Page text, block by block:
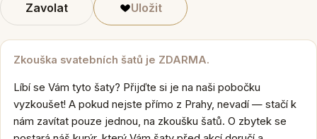
Zavolat Uložit
Zkouška svatebních šatů je ZDARMA.
Líbí se Vám tyto šaty? Přijďte si je na naši pobočku
vyzkoušet! A pokud nejste přímo z Prahy, nevadí — stačí k
nám zavítat pouze jednou, na zkoušku šatů. O zbytek se